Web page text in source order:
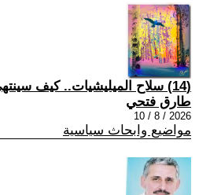
(14) سلاح الميليشيات.. كيف سينتهي؟
طارق فتحي
2026 / 8 / 10
مواضيع وابحاث سياسية